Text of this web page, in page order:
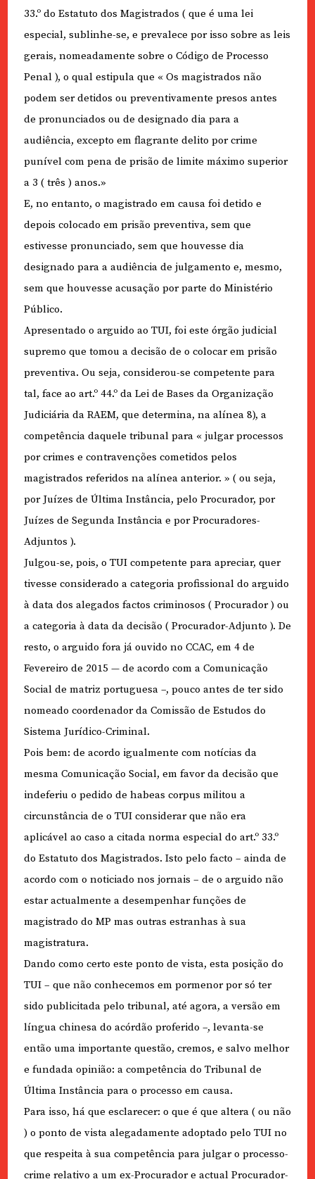
33.º do Estatuto dos Magistrados ( que é uma lei
especial, sublinhe-se, e prevalece por isso sobre as leis
gerais, nomeadamente sobre o Código de Processo
Penal ), o qual estipula que « Os magistrados não
podem ser detidos ou preventivamente presos antes
de pronunciados ou de designado dia para a
audiência, excepto em flagrante delito por crime
punível com pena de prisão de limite máximo superior
a 3 ( três ) anos.»
E, no entanto, o magistrado em causa foi detido e
depois colocado em prisão preventiva, sem que
estivesse pronunciado, sem que houvesse dia
designado para a audiência de julgamento e, mesmo,
sem que houvesse acusação por parte do Ministério
Público.
Apresentado o arguido ao TUI, foi este órgão judicial
supremo que tomou a decisão de o colocar em prisão
preventiva. Ou seja, considerou-se competente para
tal, face ao art.º 44.º da Lei de Bases da Organização
Judiciária da RAEM, que determina, na alínea 8), a
competência daquele tribunal para « julgar processos
por crimes e contravenções cometidos pelos
magistrados referidos na alínea anterior. » ( ou seja,
por Juízes de Última Instância, pelo Procurador, por
Juízes de Segunda Instância e por Procuradores-
Adjuntos ).
Julgou-se, pois, o TUI competente para apreciar, quer
tivesse considerado a categoria profissional do arguido
à data dos alegados factos criminosos ( Procurador ) ou
a categoria à data da decisão ( Procurador-Adjunto ). De
resto, o arguido fora já ouvido no CCAC, em 4 de
Fevereiro de 2015 — de acordo com a Comunicação
Social de matriz portuguesa –, pouco antes de ter sido
nomeado coordenador da Comissão de Estudos do
Sistema Jurídico-Criminal.
Pois bem: de acordo igualmente com notícias da
mesma Comunicação Social, em favor da decisão que
indeferiu o pedido de habeas corpus militou a
circunstância de o TUI considerar que não era
aplicável ao caso a citada norma especial do art.º 33.º
do Estatuto dos Magistrados. Isto pelo facto – ainda de
acordo com o noticiado nos jornais – de o arguido não
estar actualmente a desempenhar funções de
magistrado do MP mas outras estranhas à sua
magistratura.
Dando como certo este ponto de vista, esta posição do
TUI – que não conhecemos em pormenor por só ter
sido publicitada pelo tribunal, até agora, a versão em
língua chinesa do acórdão proferido –, levanta-se
então uma importante questão, cremos, e salvo melhor
e fundada opinião: a competência do Tribunal de
Última Instância para o processo em causa.
Para isso, há que esclarecer: o que é que altera ( ou não
) o ponto de vista alegadamente adoptado pelo TUI no
que respeita à sua competência para julgar o processo-
crime relativo a um ex-Procurador e actual Procurador-